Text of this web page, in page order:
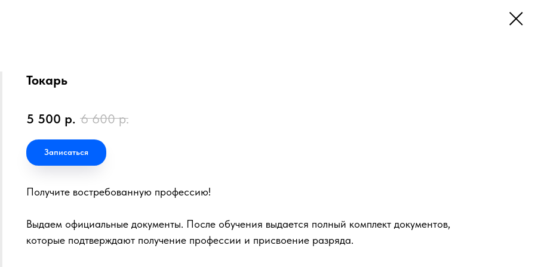
Токарь
5 500 р. 6 600 р.
Записаться
Получите востребованную профессию!
Выдаем официальные документы. После обучения выдается полный комплект документов,
которые подтверждают получение профессии и присвоение разряда.